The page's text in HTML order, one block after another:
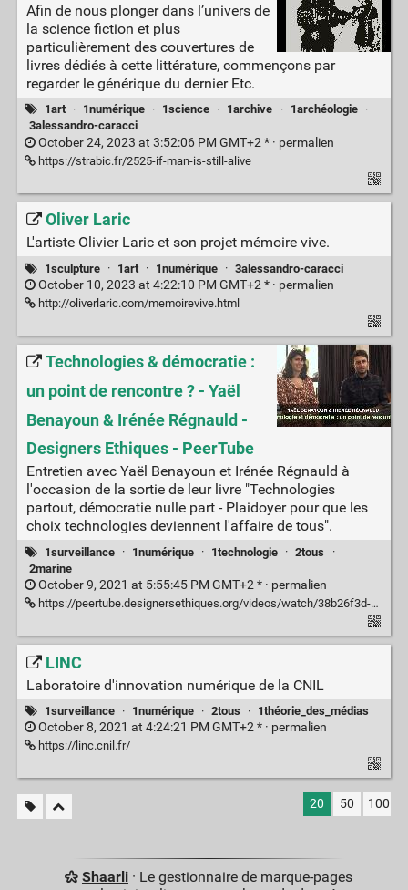
Afin de nous plonger dans l’univers de
la science fiction et plus
particulièrement des couvertures de
livres dédiés à cette littérature, commençons par
regarder le générique du dernier Etc.
1art · 1numérique · 1science · 1archive · 1archéologie
·
3alessandro-caracci
October 24, 2023 at 3:52:06 PM GMT+2 * · permalien
https://strabic.fr/2525-if-man-is-still-alive
Oliver Laric
L'artiste Olivier Laric et son projet mémoire vive.
1sculpture · 1art · 1numérique · 3alessandro-caracci
October 10, 2023 at 4:22:10 PM GMT+2 * · permalien
http://oliverlaric.com/memoirevive.html
Technologies & démocratie :
un point de rencontre ? - Yaël
Benayoun & Irénée Régnauld -
Designers Ethiques - PeerTube
Entretien avec Yaël Benayoun et Irénée Régnauld à
l'occasion de la sortie de leur livre "Technologies
partout, démocratie nulle part - Plaidoyer pour que les
choix technologies deviennent l'affaire de tous".
1surveillance · 1numérique · 1technologie · 2tous
·
2marine
October 9, 2021 at 5:55:45 PM GMT+2 * · permalien
https://peertube.designersethiques.org/videos/watch/38b26f3d-388b-4887-aad6-6d8d9fef8af7
LINC
Laboratoire d'innovation numérique de la CNIL
1surveillance · 1numérique · 2tous · 1théorie_des_médias
October 8, 2021 at 4:24:21 PM GMT+2 * · permalien
https://linc.cnil.fr/
20 50 100
Shaarli· Le gestionnaire de marque-pages